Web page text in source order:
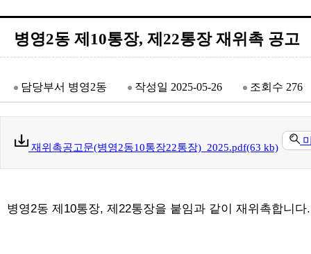
병영2동 제10통장, 제22통장 재위촉 공고
담당부서 병영2동 작성일 2025-05-26 조회수 276
재위촉공고문(병영2동10통장22통장)_2025.pdf(63 kb)
병영2동 제10통장, 제22통장을 붙임과 같이 재위촉합니다.